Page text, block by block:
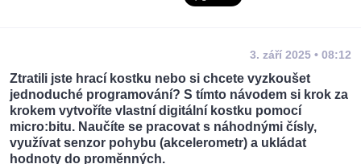
3. září 2025 • 08:12
Ztratili jste hrací kostku nebo si chcete vyzkoušet
jednoduché programování? S tímto návodem si krok za
krokem vytvoříte vlastní digitální kostku pomocí
micro:bitu. Naučíte se pracovat s náhodnými čísly,
využívat senzor pohybu (akcelerometr) a ukládat
hodnoty do proměnných.